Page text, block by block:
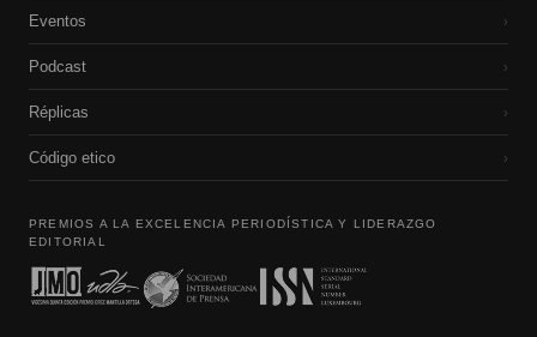
Eventos ›
Podcast ›
Réplicas ›
Código etico ›
PREMIOS A LA EXCELENCIA PERIODÍSTICA Y LIDERAZGO
EDITORIAL